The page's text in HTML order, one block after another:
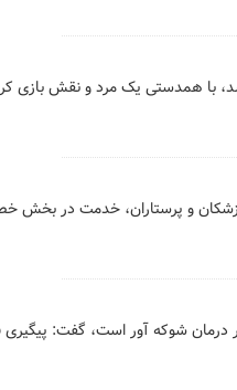
با همدستی یک مرد و نقش بازی
پزشکان و پرستاران، خدمت در بخش
درمان شوکه آور است، گفت: